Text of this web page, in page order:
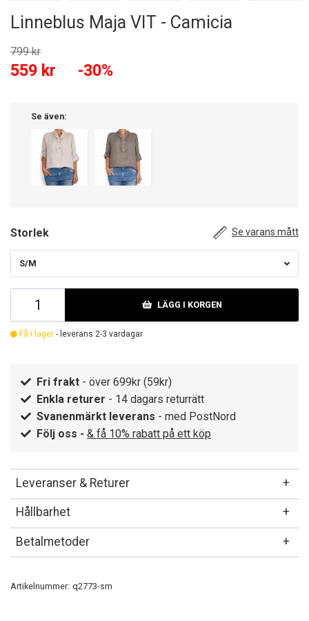
Linneblus Maja VIT - Camicia
799 kr
559 kr -30%
Se även:
Storlek Se varans mått
S/M
LÄGG I KORGEN
Få i lager - leverans 2-3 vardagar
Fri frakt - över 699kr (59kr)
Enkla returer - 14 dagars returrätt
Svanenmärkt leverans - med PostNord
Följ oss - & få 10% rabatt på ett köp
Leveranser & Returer
Hållbarhet
Betalmetoder
Artikelnummer: q2773-sm